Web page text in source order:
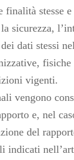
finalità stesse
sicurezza,
dati stessi
vigenti.
vengono
e, nel
del
indicati